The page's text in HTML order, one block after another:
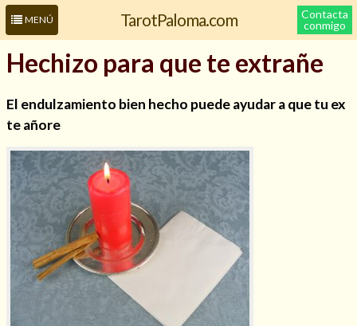
MENÚ TarotPaloma.com
Contacta
conmigo
Leer más sobre mí
Hechizo para que te extrañe
El endulzamiento bien hecho puede ayudar a que tu ex
te añore